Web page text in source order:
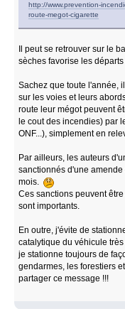
http://www.prevention-
route-megot-cigarette
Il peut se retrouver sur le
sèches favorise les
Sachez que toute l'année,
sur les voies et leurs
route leur mégot peuvent
le cout des incendies) par
ONF...), simplement en
Par ailleurs, les auteurs
sanctionnés d'une
mois.
Ces sanctions peuvent
sont importants.
En outre, j'évite de
catalytique du véhicule
je stationne toujours de
gendarmes, les forestiers
partager ce message !!!